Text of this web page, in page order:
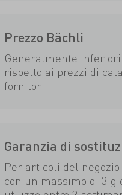
Prezzo Bächli
Generalmente
rispetto ai prezzi di
fornitori.
Garanzia di
Per articoli del
con un massimo di 3